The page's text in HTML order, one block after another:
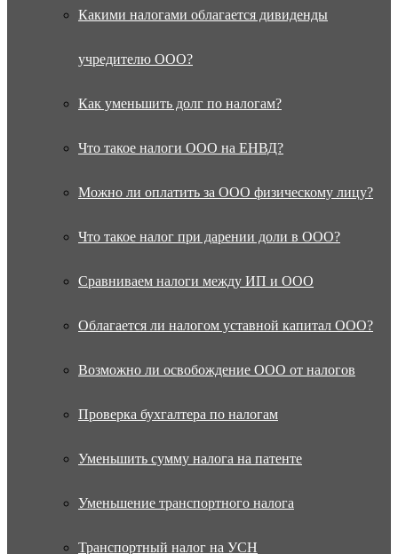
Какими налогами облагается дивиденды
учредителю ООО?
Как уменьшить долг по налогам?
Что такое налоги ООО на ЕНВД?
Можно ли оплатить за ООО физическому лицу?
Что такое налог при дарении доли в ООО?
Сравниваем налоги между ИП и ООО
Облагается ли налогом уставной капитал ООО?
Возможно ли освобождение ООО от налогов
Проверка бухгалтера по налогам
Уменьшить сумму налога на патенте
Уменьшение транспортного налога
Транспортный налог на УСН